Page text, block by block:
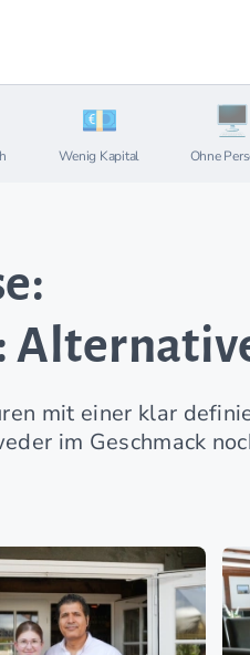
Wenig Kapital Ohne
mit einer klar
im Geschmack